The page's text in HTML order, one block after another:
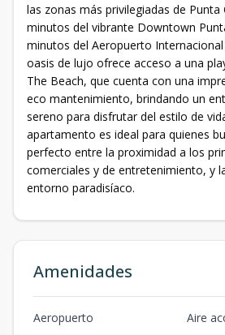
las zonas más privilegiadas de Punta
minutos del vibrante Downtown
minutos del Aeropuerto Internacional
oasis de lujo ofrece acceso a una
The Beach, que cuenta con una
eco mantenimiento, brindando un
sereno para disfrutar del estilo de
apartamento es ideal para quienes
perfecto entre la proximidad a los
comerciales y de entretenimiento, y
entorno paradisíaco.
Amenidades
Aeropuerto
Aire